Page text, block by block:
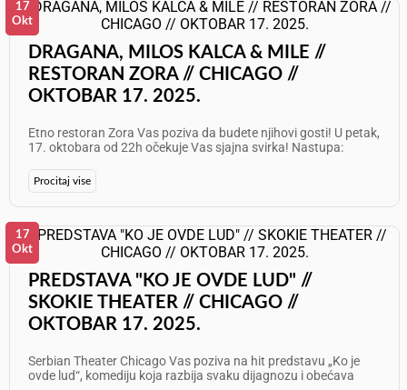
DRAGANA, MILOS KALCA & MILE //
RESTORAN ZORA // CHICAGO //
OKTOBAR 17. 2025.
Etno restoran Zora Vas poziva da budete njihovi gosti! U petak,
17. oktobara od 22h očekuje Vas sjajna svirka! Nastupa:
7087 Želimo Vam odličan provod!
Procitaj vise
17
Okt
PREDSTAVA "KO JE OVDE LUD" //
SKOKIE THEATER // CHICAGO //
OKTOBAR 17. 2025.
Serbian Theater Chicago Vas poziva na hit predstavu „Ko je
ovde lud“, komediju koja razbija svaku dijagnozu i obećava
17
Okt